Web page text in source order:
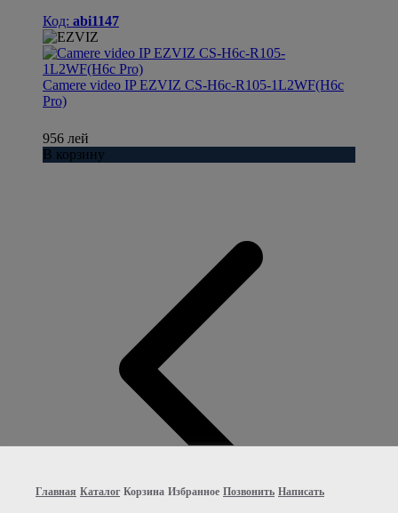
Код: abi1147
Camere video IP EZVIZ CS-H6c-R105-1L2WF(H6c
Pro)
956 лей
В корзину
Главная Каталог Корзина Избранное Позвонить Написать